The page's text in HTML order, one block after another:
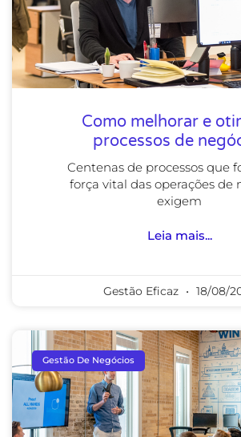
Como melhorar e
processos de
Centenas de processos que
força vital das operações de
exigem
Leia mais...
Gestão Eficaz 18/08/
Gestão De Negócios